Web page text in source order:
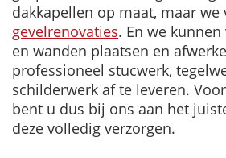
dakkapellen op maat, maar
gevelrenovaties. En we
en wanden plaatsen en
professioneel stucwerk,
schilderwerk af te leveren.
bent u dus bij ons aan het
deze volledig verzorgen.